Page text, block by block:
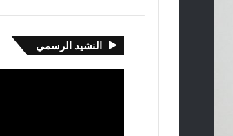
النشيد الرسمي